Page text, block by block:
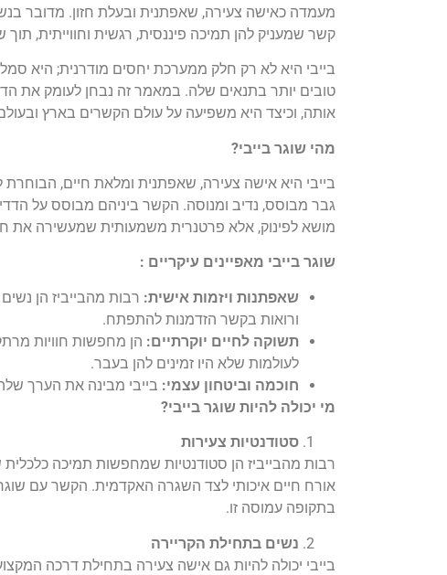
מעמדה כאישה צעירה, שאפתנית ובעלת חזון. מדובר
קשר שמעניק להן תמיכה פיננסית, רגשית וחווייתית,
בייבי היא לא רק חלק ממערכת יחסים מודרנית; היא
טובים יותר בתנאים שלה. במאמר זה נבחן לעומק את
אותה, וכיצד היא משפיעה על עולם הקשרים בארץ
מהי שוגר בייבי?
בייבי היא אישה צעירה, שאפתנית ומלאת חיים,
גבר מבוסס, נדיב ומנוסה. הקשר ביניהם מבוסס על
מושא לפינוק, אלא פרטנרית משמעותית שמעשירה את
שוגר בייבי מאפיינים עיקריים :
שאפתנות ויזמות אישית: רבות מהבייביז הן
ורואות בקשר הזדמנות להתפתח.
תשוקה לחיים יוקרתיים: הן מחפשות חוויות
לעולמות שלא היו זמינים להן בעבר.
חוכמה וביטחון עצמי: בייבי מבינה את הערך שלה
מי יכולה להיות שוגר בייבי?
סטודנטיות צעירות
רבות מהבייביז הן סטודנטיות שמחפשות תמיכה
אורח חיים איכותי לצד השגרה האקדמית. הקשר עם
בתקופה עמוסה זו.
נשים בתחילת הקריירה
בייבי יכולה להיות גם אישה צעירה בתחילת דרכה